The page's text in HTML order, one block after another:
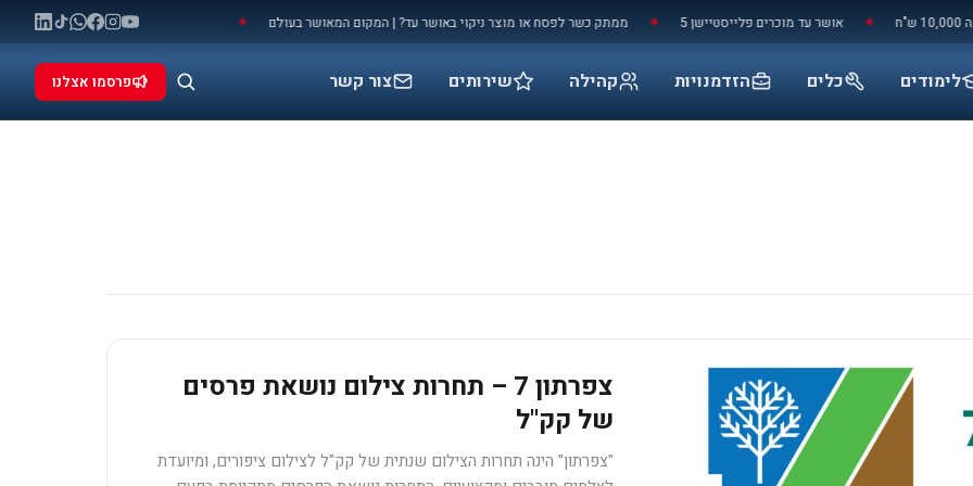
מלחמה: המאני טיים שלכם להתפרסם ◆ ממתק כשר לפסח או מוצר ניקוי באושר עד? | המקום המאושר בעולם ◆ אושר עד מוכרים פלייסטיישן 5 ◆
לימודים כלים הזדמנויות קהילה שירותים צור קשר פרסמו אצלנו
צפרתון 7 – תחרות צילום נושאת פרסים
של קק"ל​
"צפרתון" הינה תחרות הצילום שנתית של קק"ל לצילום ציפורים, ומיועדת